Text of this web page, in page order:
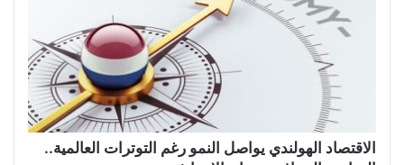
الاقتصاد الهولندي يواصل النمو رغم التوترات العالمية..